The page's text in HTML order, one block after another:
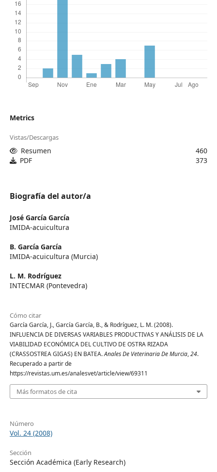
Metrics
Vistas/Descargas
Resumen
460
PDF
373
Biografía del autor/a
José García García
IMIDA-acuicultura
B. García García
IMIDA-acuicultura (Murcia)
L. M. Rodríguez
INTECMAR (Pontevedra)
Cómo citar
García García, J., García García, B., & Rodríguez, L. M. (2008).
INFLUENCIA DE DIVERSAS VARIABLES PRODUCTIVAS Y ANÁLISIS DE LA
VIABILIDAD ECONÓMICA DEL CULTIVO DE OSTRA RIZADA
(CRASSOSTREA GIGAS) EN BATEA.Anales De Veterinaria De Murcia,24.
Recuperado a partir de
https://revistas.um.es/analesvet/article/view/69311
Más formatos de cita
Número
Vol. 24 (2008)
Sección
Sección Académica (Early Research)